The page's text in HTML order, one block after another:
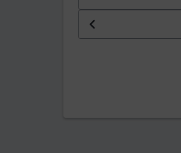
Uhrzeit der Hinfahrt